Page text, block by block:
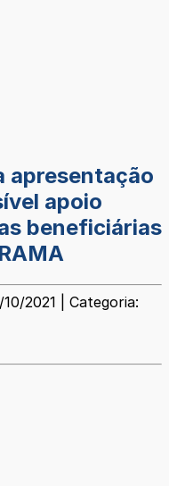
apresentação
apoio
beneficiárias
2021 | Categoria: